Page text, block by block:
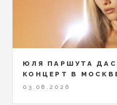
ЮЛЯ ПАРШУТА
КОНЦЕРТ В
03.08.2026